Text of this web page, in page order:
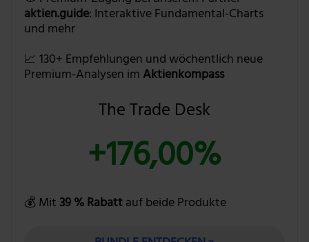
aktien.guide: Interaktive Fundamental-Charts
und mehr
📈 130+ Empfehlungen und wöchentlich neue
Premium-Analysen im Aktienkompass
The Trade Desk
+176,00%
💰 Mit 39 % Rabattauf beide Produkte